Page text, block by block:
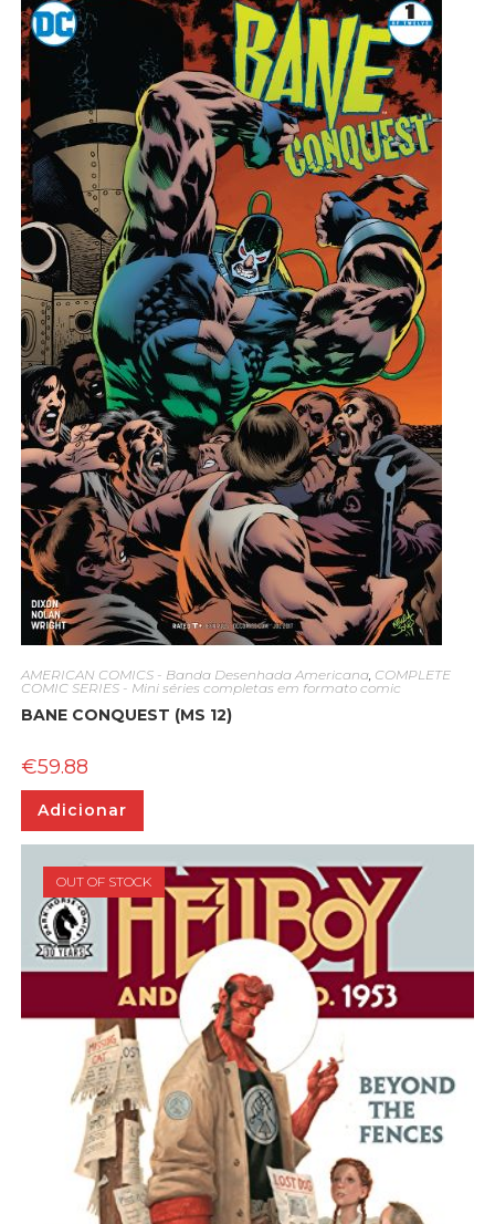
AMERICAN COMICS - Banda Desenhada Americana, COMPLETE
COMIC SERIES - Mini séries completas em formato comic
BANE CONQUEST (MS 12)
€59.88
Adicionar
OUT OF STOCK